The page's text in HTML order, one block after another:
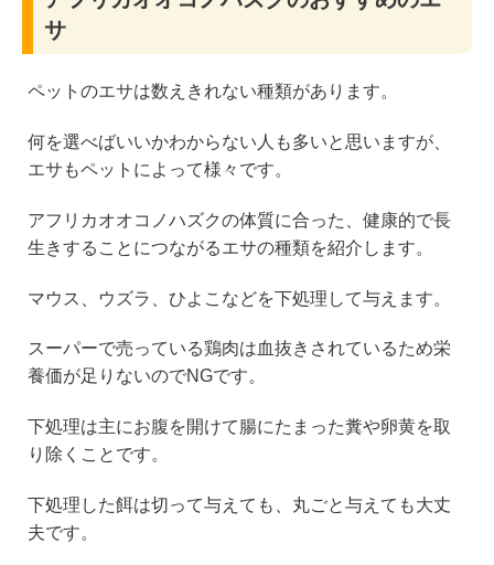
サ
ペットのエサは数えきれない種類があります。
何を選べばいいかわからない人も多いと思いますが、
エサもペットによって様々です。
アフリカオオコノハズクの体質に合った、健康的で長
生きすることにつながるエサの種類を紹介します。
マウス、ウズラ、ひよこなどを下処理して与えます。
スーパーで売っている鶏肉は血抜きされているため栄
養価が足りないのでNGです。
下処理は主にお腹を開けて腸にたまった糞や卵黄を取
り除くことです。
下処理した餌は切って与えても、丸ごと与えても大丈
夫です。